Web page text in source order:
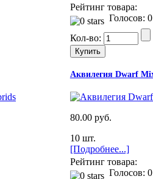
Рейтинг товара:
Голосов: 0
Кол-во:
Аквилегия Dwarf
80.00 руб.
10 шт.
[Подробнее...]
Рейтинг товара:
Голосов: 0